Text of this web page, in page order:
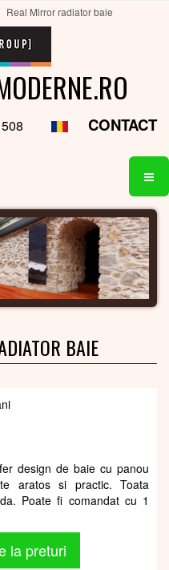
Real Mirror radiator baie
CONTACT
BAIE
design de baie cu panou
aratos si practic. Toata
Poate fi comandat cu 1
la preturi